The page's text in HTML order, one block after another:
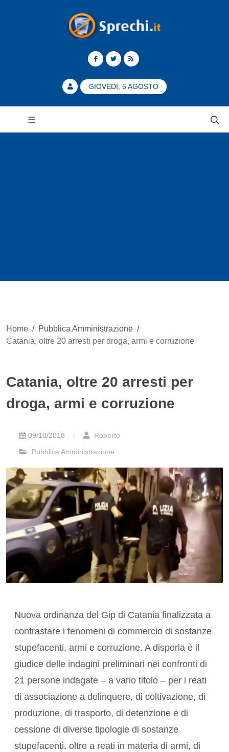
GIOVEDI, 6 AGOSTO
Home / Pubblica Amministrazione /
Catania, oltre 20 arresti per droga, armi e corruzione
Catania, oltre 20 arresti per
droga, armi e corruzione
09/10/2018
Roberto
Pubblica Amministrazione
Nuova ordinanza del Gip di Catania finalizzata a
contrastare i fenomeni di commercio di sostanze
stupefacenti, armi e corruzione. A disporla è il
giudice delle indagini preliminari nei confronti di
21 persone indagate – a vario titolo – per i reati
di associazione a delinquere, di coltivazione, di
produzione, di trasporto, di detenzione e di
cessione di diverse tipologie di sostanze
stupefacenti, oltre a reati in materia di armi, di